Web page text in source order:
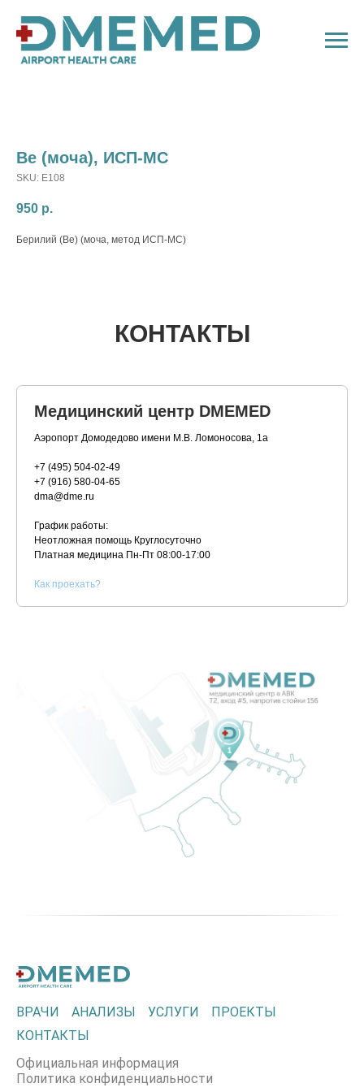
Be (моча), ИСП-МC
SKU: E108
950 р.
Берилий (Be) (моча, метод ИСП-МС)
КОНТАКТЫ
Медицинский центр DMEMED
Аэропорт Домодедово имени М.В. Ломоносова, 1а
+7 (495) 504-02-49
+7 (916) 580-04-65
dma@dme.ru
График работы:
Неотложная помощь Круглосуточно
Платная медицина Пн-Пт 08:00-17:00
Как проехать?
ВРАЧИ АНАЛИЗЫ УСЛУГИ
ПРОЕКТЫ
КОНТАКТЫ
Официальная информация
Политика конфиденциальности